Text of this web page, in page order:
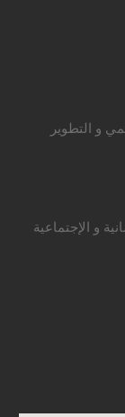
و التطوير
و الإجتماعية